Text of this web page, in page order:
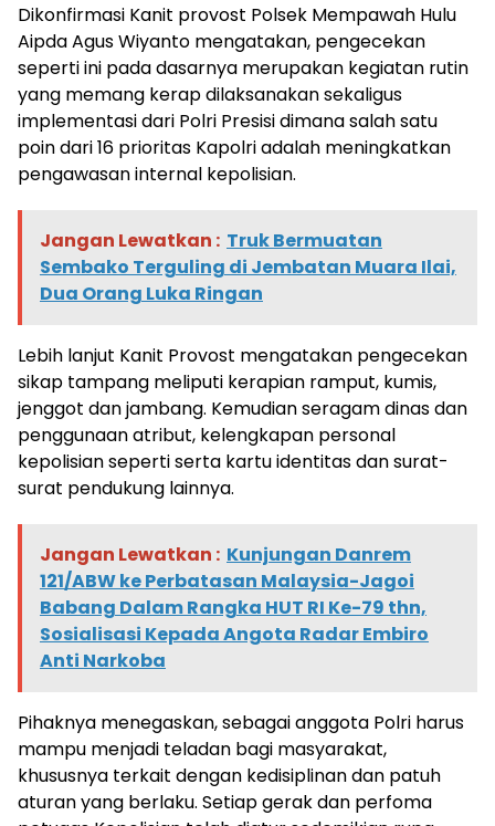
Dikonfirmasi Kanit provost Polsek Mempawah Hulu
Aipda Agus Wiyanto mengatakan, pengecekan
seperti ini pada dasarnya merupakan kegiatan rutin
yang memang kerap dilaksanakan sekaligus
implementasi dari Polri Presisi dimana salah satu
poin dari 16 prioritas Kapolri adalah meningkatkan
pengawasan internal kepolisian.
Jangan Lewatkan : Truk Bermuatan
Sembako Terguling di Jembatan Muara Ilai,
Dua Orang Luka Ringan
Lebih lanjut Kanit Provost mengatakan pengecekan
sikap tampang meliputi kerapian ramput, kumis,
jenggot dan jambang. Kemudian seragam dinas dan
penggunaan atribut, kelengkapan personal
kepolisian seperti serta kartu identitas dan surat-
surat pendukung lainnya.
Jangan Lewatkan : Kunjungan Danrem
121/ABW ke Perbatasan Malaysia-Jagoi
Babang Dalam Rangka HUT RI Ke-79 thn,
Sosialisasi Kepada Angota Radar Embiro
Anti Narkoba
Pihaknya menegaskan, sebagai anggota Polri harus
mampu menjadi teladan bagi masyarakat,
khususnya terkait dengan kedisiplinan dan patuh
aturan yang berlaku. Setiap gerak dan perfoma